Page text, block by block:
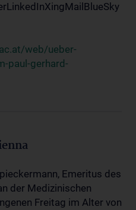
web/ueber-
paul-gerhard-
Emeritus des
der Medizinischen
Freitag im Alter von